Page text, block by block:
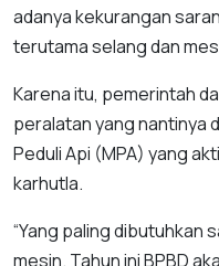
adanya kekurangan
terutama selang dan
Karena itu, pemerintah
peralatan yang nantinya
Peduli Api (MPA) yang
karhutla.
“Yang paling dibutuhkan
mesin. Tahun ini BPBD